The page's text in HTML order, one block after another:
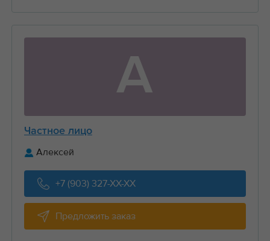
А
Частное лицо
Алексей
+7 (903) 327-XX-XX
Предложить заказ